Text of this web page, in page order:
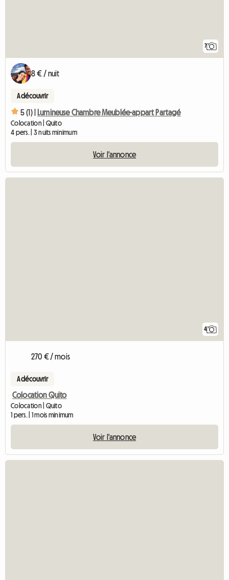
7
8 € / nuit
A découvrir
5 (1) | Lumineuse Chambre Meublée-appart Partagé
Colocation | Quito
4 pers. | 3 nuits minimum
Voir l'annonce
4
270 € / mois
A découvrir
Colocation Quito
Colocation | Quito
1 pers. | 1 mois minimum
Voir l'annonce